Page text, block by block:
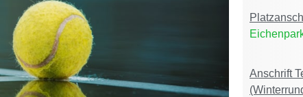
Anschrift